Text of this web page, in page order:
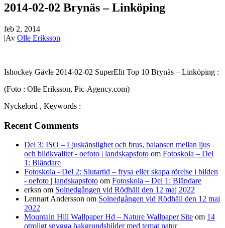
2014-02-02 Brynäs – Linköping
feb 2, 2014
|Av Olle Eriksson
Ishockey Gävle 2014-02-02 SuperElit Top 10 Brynäs – Linköping :
(Foto : Olle Eriksson, Pic-Agency.com)
Nyckelord , Keywords :
Recent Comments
Del 3: ISO – Ljuskänslighet och brus, balansen mellan ljus
och bildkvalitet - oefoto | landskapsfoto om Fotoskola – Del
1: Bländare
Fotoskola - Del 2: Slutartid – frysa eller skapa rörelse i bilden
- oefoto | landskapsfoto om Fotoskola – Del 1: Bländare
erksn om Solnedgången vid Rödhäll den 12 maj 2022
Lennart Andersson om Solnedgången vid Rödhäll den 12 maj
2022
Mountain Hill Wallpaper Hd – Nature Wallpaper Site om 14
otroligt snygga bakgrundsbilder med temat natur